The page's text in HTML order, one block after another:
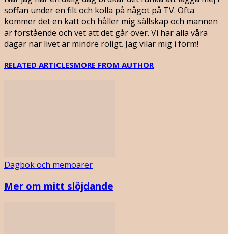
soffan under en filt och kolla på något på TV. Ofta
kommer det en katt och håller mig sällskap och mannen
är förstående och vet att det går över. Vi har alla våra
dagar när livet är mindre roligt. Jag vilar mig i form!
RELATED ARTICLESMORE FROM AUTHOR
Dagbok och memoarer
Mer om mitt slöjdande